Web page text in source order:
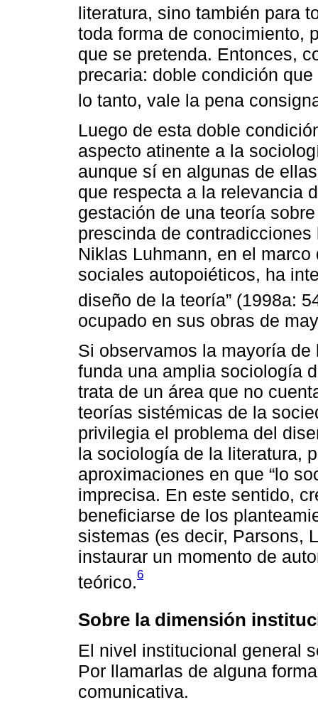
literatura, sino también para
toda forma de conocimiento,
que se pretenda. Entonces,
precaria: doble condición
lo tanto, vale la pena
Luego de esta doble
aspecto atinente a la
aunque sí en algunas de
que respecta a la relevancia
gestación de una teoría
prescinda de
Niklas Luhmann, en el
sociales autopoiéticos, ha
diseño de la teoría” (1998a:
ocupado en sus obras de
Si observamos la mayoría
funda una amplia sociología
trata de un área que no
teorías sistémicas de la
privilegia el problema del
la sociología de la literatura,
aproximaciones en que “lo
imprecisa. En este sentido,
beneficiarse de los
sistemas (es decir, Parsons,
instaurar un momento de
teórico.6
Sobre la dimensión
El nivel institucional general
Por llamarlas de alguna
comunicativa.